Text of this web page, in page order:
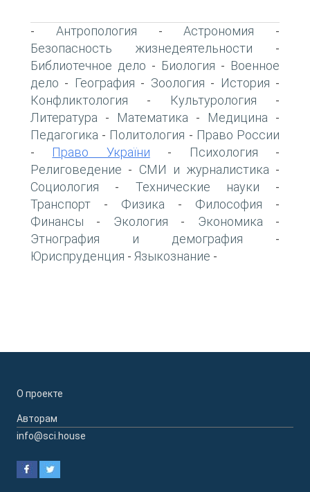
- Антропология -Астрономия -
Безопасность жизнедеятельности -
Библиотечное дело - Биология - Военное
дело - География - Зоология - История -
Конфликтология - Культурология -
Литература - Математика - Медицина -
Педагогика - Политология - Право России
- Право України - Психология -
Религоведение - СМИ и журналистика -
Социология - Технические науки -
Транспорт - Физика - Философия -
Финансы - Экология - Экономика -
Этнография и демография -
Юриспруденция - Языкознание -
О проекте
Авторам
info@sci.house